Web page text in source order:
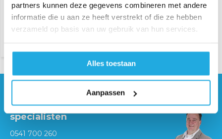
partners kunnen deze gegevens combineren met andere
informatie die u aan ze heeft verstrekt of die ze hebben
verzameld op basis van uw gebruik van hun services.
Alles toestaan
Aanpassen
Walsen voor het spreiden /
breed strekken van materialen.
Neem contact op met onze
specialisten
0541 700 260